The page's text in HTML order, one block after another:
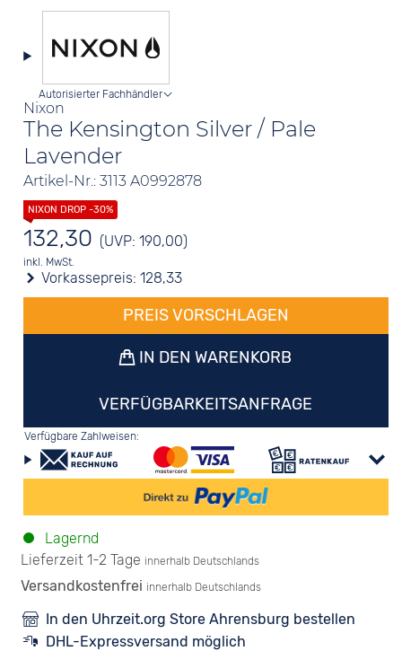
Nixon
The Kensington Silver / Pale
Lavender
Artikel-Nr.: 3113 A0992878
Autorisierter Fachhändler
132,30 (UVP: 190,00)
inkl. MwSt.
Vorkassepreis:128,33
PREIS VORSCHLAGEN
IN DEN WARENKORB
VERFÜGBARKEITSANFRAGE
Verfügbare Zahlweisen:
Lagernd
Lieferzeit 1-2 Tage innerhalb Deutschlands
Versandkostenfrei innerhalb Deutschlands
In den Uhrzeit.org Store Ahrensburg bestellen
DHL-Expressversand möglich